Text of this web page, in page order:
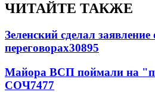
ЧИТАЙТЕ ТАКЖЕ
Зеленский сделал
переговорах30895
Майора ВСП поймали на
СОЧ7477